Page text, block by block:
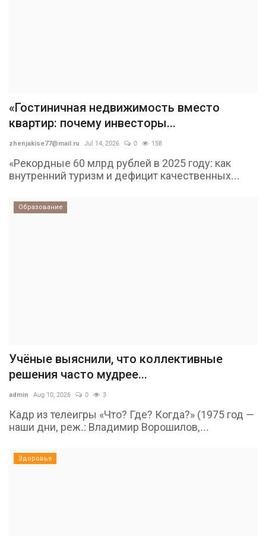
«Гостиничная недвижимость вместо
квартир: почему инвесторы...
zhenjakise77@mail.ru Jul 14, 2026 0 158
«Рекордные 60 млрд рублей в 2025 году: как
внутренний туризм и дефицит качественных...
Образование
Учёные выяснили, что коллективные
решения часто мудрее...
admin Aug 10, 2026 0 3
Кадр из телеигры «Что? Где? Когда?» (1975 год —
наши дни, реж.: Владимир Ворошилов,...
Здоровье